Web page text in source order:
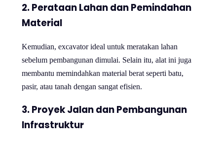
2. Perataan Lahan dan Pemindahan
Material
Kemudian, excavator ideal untuk meratakan lahan
sebelum pembangunan dimulai. Selain itu, alat ini juga
membantu memindahkan material berat seperti batu,
pasir, atau tanah dengan sangat efisien.
3. Proyek Jalan dan Pembangunan
Infrastruktur